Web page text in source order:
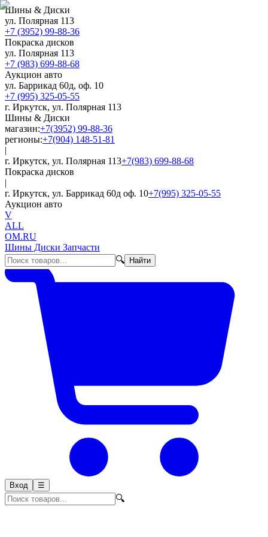
Шины & Диски
ул. Полярная 113
+7 (3952) 99-88-36
Покраска дисков
ул. Полярная 113
+7 (983) 699-88-68
Аукцион авто
ул. Баррикад 60д, оф. 10
+7 (995) 325-05-55
г. Иркутск, ул. Полярная 113
Шины & Диски
магазин:+7(3952) 99-88-36
регионы:+7(904) 148-51-81
|
г. Иркутск, ул. Полярная 113+7(983) 699-88-68
Покраска дисков
|
г. Иркутск, ул. Баррикад 60д оф. 10+7(995) 325-05-55
Аукцион авто
V
ALL
OM.RU
Шины Диски Запчасти
🔍
Найти
Вход ☰
🔍